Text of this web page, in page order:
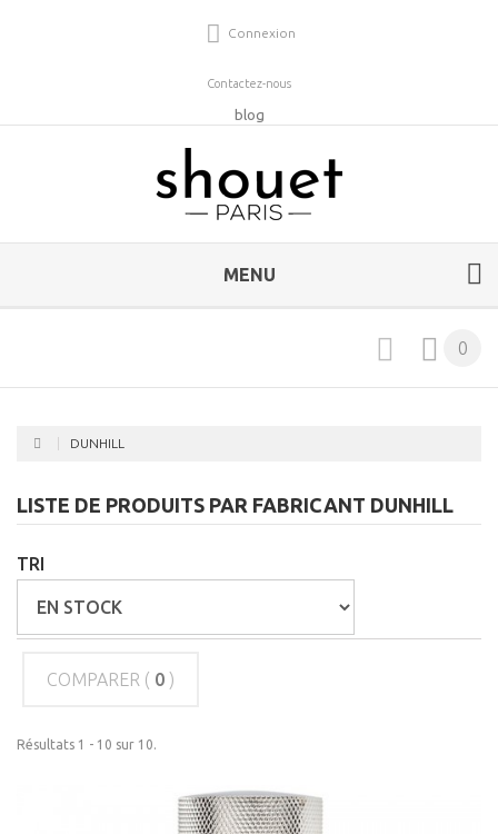
Connexion
Contactez-nous
blog
MENU
0
DUNHILL
LISTE DE PRODUITS PAR FABRICANT DUNHILL
TRI
COMPARER ( 0 )
Résultats 1 - 10 sur 10.